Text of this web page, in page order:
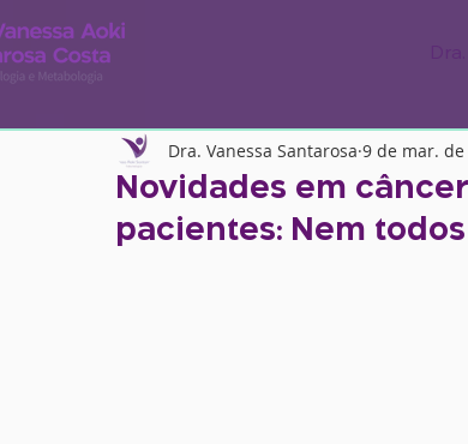
Novidades em
pacientes: Nem todos
Dra. Vanessa Santarosa 9 de mar. de